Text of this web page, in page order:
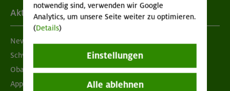
Aktuelles
Newsletter
Schwarzes Brett
Obacht geben!
App "Mein DAV+"
notwendig sind, verwenden wir Google
Analytics, um unsere Seite weiter zu optimieren.
(Details)
Einstellungen
Alle ablehnen